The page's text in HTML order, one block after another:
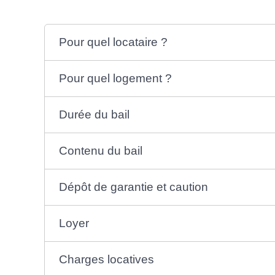
Pour quel locataire ?
Pour quel logement ?
Durée du bail
Contenu du bail
Dépôt de garantie et caution
Loyer
Charges locatives